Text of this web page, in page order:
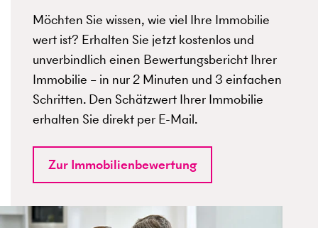
Möchten Sie wissen, wie viel Ihre Immobilie
wert ist? Erhalten Sie jetzt kostenlos und
unverbindlich einen Bewertungsbericht Ihrer
Immobilie – in nur 2 Minuten und 3 einfachen
Schritten. Den Schätzwert Ihrer Immobilie
erhalten Sie direkt per E-Mail.
Zur Immobilienbewertung